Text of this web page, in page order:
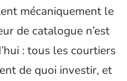
mécaniquement le
de catalogue n’est
: tous les courtiers
de quoi investir, et